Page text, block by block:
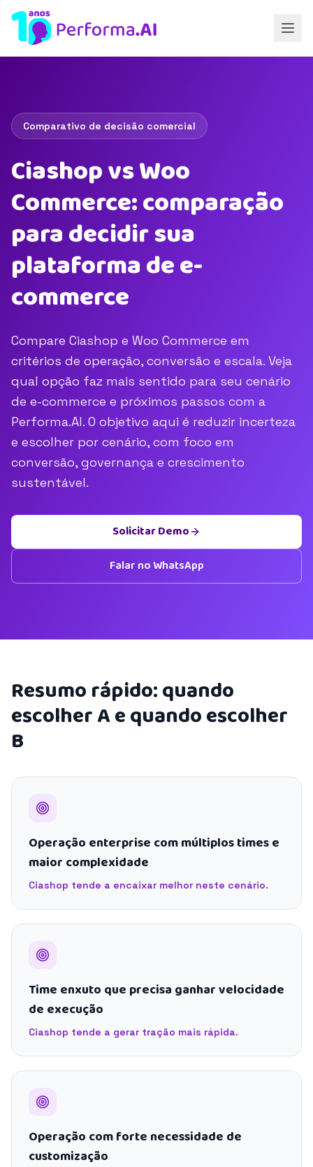
Comparativo de decisão comercial
Ciashop vs Woo
Commerce: comparação
para decidir sua
plataforma de e-
commerce
Compare Ciashop e Woo Commerce em
critérios de operação, conversão e escala. Veja
qual opção faz mais sentido para seu cenário
de e-commerce e próximos passos com a
Performa.AI. O objetivo aqui é reduzir incerteza
e escolher por cenário, com foco em
conversão, governança e crescimento
sustentável.
Solicitar Demo
Falar no WhatsApp
Resumo rápido: quando
escolher A e quando escolher
B
Operação enterprise com múltiplos times e
maior complexidade
Ciashop tende a encaixar melhor neste cenário.
Time enxuto que precisa ganhar velocidade
de execução
Ciashop tende a gerar tração mais rápida.
Operação com forte necessidade de
customização